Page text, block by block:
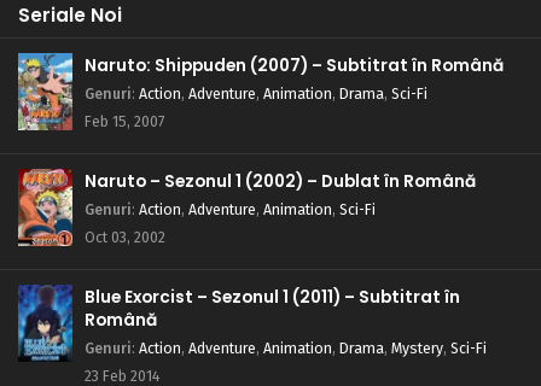
Seriale Noi
Naruto: Shippuden (2007) – Subtitrat în Română
Genuri: Action, Adventure, Animation, Drama, Sci-Fi
Feb 15, 2007
Naruto – Sezonul 1 (2002) – Dublat în Română
Genuri: Action, Adventure, Animation, Sci-Fi
Oct 03, 2002
Blue Exorcist – Sezonul 1 (2011) – Subtitrat în
Română
Genuri: Action, Adventure, Animation, Drama, Mystery, Sci-Fi
23 Feb 2014